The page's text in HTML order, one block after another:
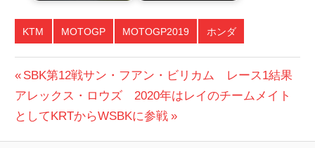
KTM MOTOGP MOTOGP2019 ホンダ
投
稿
前
の
投
SBK第12戦サン・フアン・ビリカム レース1結果
次
の
アレックス・ロウズ 2020年はレイのチームメイト
としてKRTからWSBKに参戦